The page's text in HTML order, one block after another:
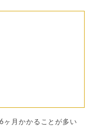
ヶ月かかることが多い